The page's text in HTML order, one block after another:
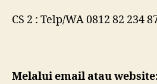
CS 2 : Telp/WA 0812 82 234
Melalui email atau